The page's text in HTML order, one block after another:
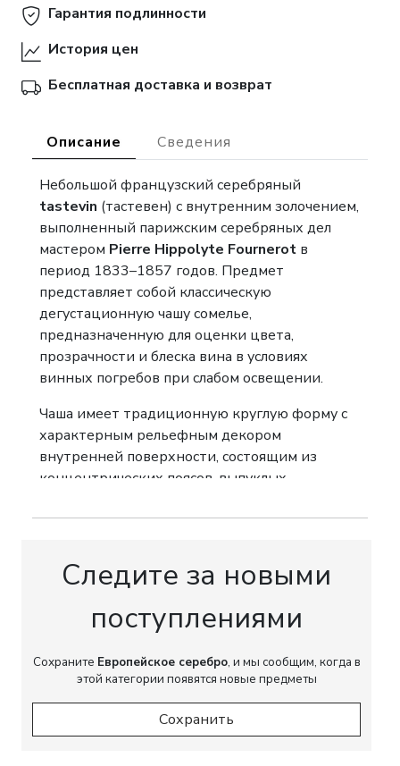
Гарантия подлинности
История цен
Бесплатная доставка и возврат
Описание Сведения
Небольшой французский серебряный
tastevin (тастевен) с внутренним золочением,
выполненный парижским серебряных дел
мастером Pierre Hippolyte Fournerot в
период 1833–1857 годов. Предмет
представляет собой классическую
дегустационную чашу сомелье,
предназначенную для оценки цвета,
прозрачности и блеска вина в условиях
винных погребов при слабом освещении.
Чаша имеет традиционную круглую форму с
характерным рельефным декором
внутренней поверхности, состоящим из
концентрических поясов, выпуклых
усиливали отражение света на поверхности
Внутренняя поверхность покрыта
золочением, предохраняющим серебро от
влияние металла на вкус напитка.
Изделие является характерным образцом
французского серебряного искусства эпохи
Июльской монархии и Второй империи,
сочетая высокое качество исполнения,
Следите за новыми
поступлениями
Сохраните Европейское серебро, и мы сообщим, когда в
этой категории появятся новые предметы
Сохранить